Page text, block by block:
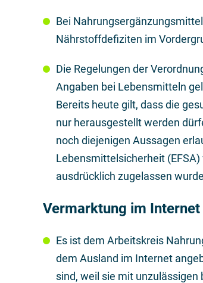
Bei
Nährstoffdefiziten im
Die Regelungen der
Angaben bei Lebensmitteln
Bereits heute gilt, dass die
nur herausgestellt werden
noch diejenigen Aussagen
Lebensmittelsicherheit
ausdrücklich zugelassen
Vermarktung im Internet
Es ist dem Arbeitskreis
dem Ausland im Internet
sind, weil sie mit